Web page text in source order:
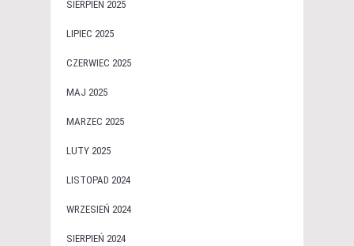
SIERPIEŃ 2025
LIPIEC 2025
CZERWIEC 2025
MAJ 2025
MARZEC 2025
LUTY 2025
LISTOPAD 2024
WRZESIEŃ 2024
SIERPIEŃ 2024